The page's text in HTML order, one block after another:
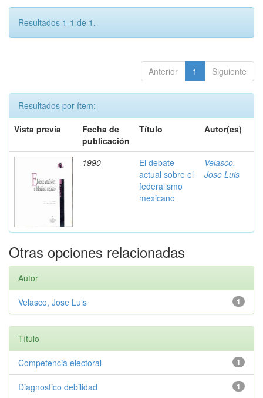
Resultados 1-1 de 1.
Anterior 1 Siguiente
Resultados por ítem:
Vista previa
Fecha de
publicación
Título Autor(es)
1990
El debate
actual sobre el
federalismo
mexicano
Velasco,
Jose Luis
Otras opciones relacionadas
Autor
1
Velasco, Jose Luis
Título
1
Competencia electoral
1
Diagnostico debilidad